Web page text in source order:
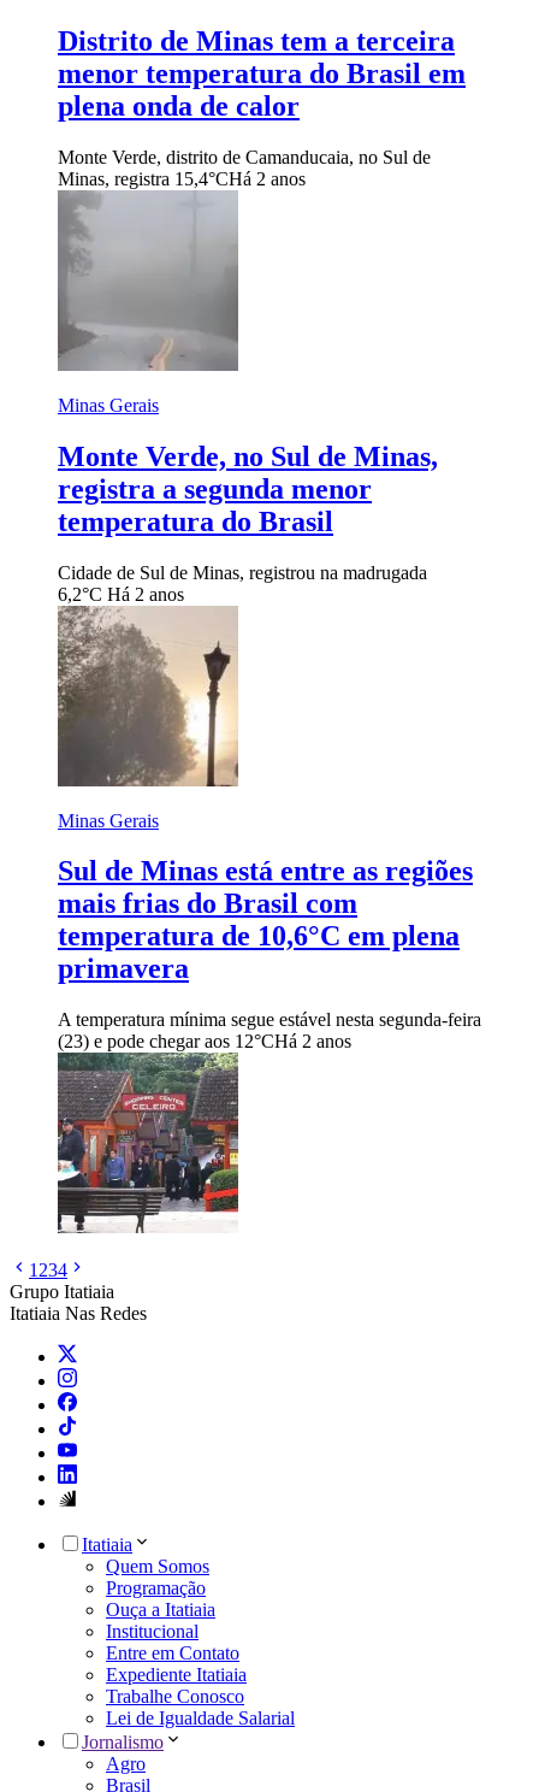
Distrito de Minas tem a terceira
menor temperatura do Brasil em
plena onda de calor
Monte Verde, distrito de Camanducaia, no Sul de
Minas, registra 15,4°CHá 2 anos
Minas Gerais
Monte Verde, no Sul de Minas,
registra a segunda menor
temperatura do Brasil
Cidade de Sul de Minas, registrou na madrugada
6,2°C Há 2 anos
Minas Gerais
Sul de Minas está entre as regiões
mais frias do Brasil com
temperatura de 10,6°C em plena
primavera
A temperatura mínima segue estável nesta segunda-feira
(23) e pode chegar aos 12°CHá 2 anos
1 234
Grupo Itatiaia
Itatiaia Nas Redes
Itatiaia
Quem Somos
Programação
Ouça a Itatiaia
Institucional
Entre em Contato
Expediente Itatiaia
Trabalhe Conosco
Lei de Igualdade Salarial
Jornalismo
Agro
Brasil